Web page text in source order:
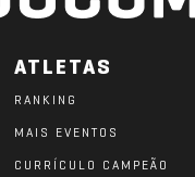
ATLETAS
RANKING
MAIS EVENTOS
CURRÍCULO CAMPEÃO